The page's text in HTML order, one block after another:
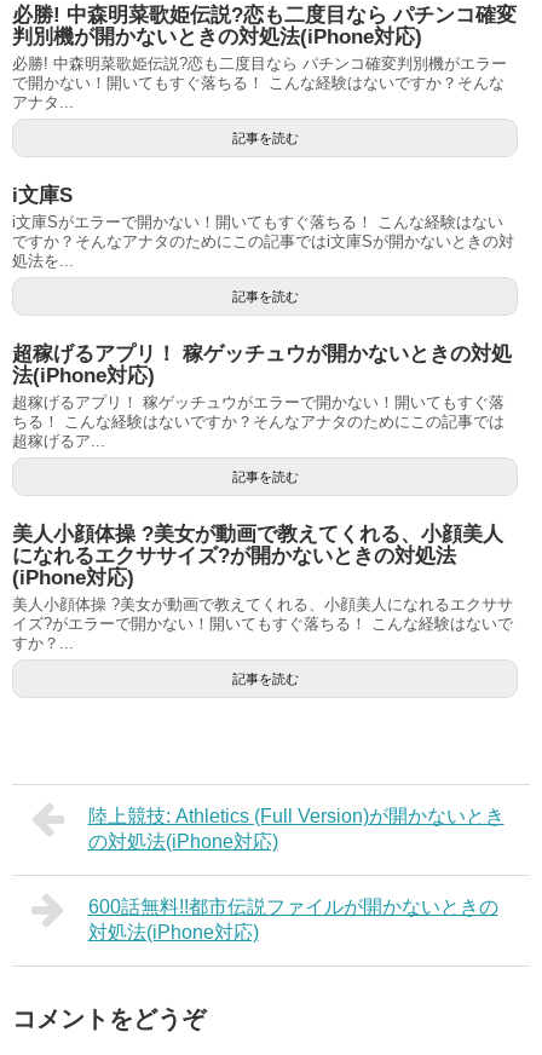
必勝! 中森明菜歌姫伝説?恋も二度目なら パチンコ確変
判別機が開かないときの対処法(iPhone対応)
必勝! 中森明菜歌姫伝説?恋も二度目なら パチンコ確変判別機がエラー
で開かない！開いてもすぐ落ちる！ こんな経験はないですか？そんな
アナタ...
記事を読む
i文庫S
i文庫Sがエラーで開かない！開いてもすぐ落ちる！ こんな経験はない
ですか？そんなアナタのためにこの記事ではi文庫Sが開かないときの対
処法を...
記事を読む
超稼げるアプリ！ 稼ゲッチュウが開かないときの対処
法(iPhone対応)
超稼げるアプリ！ 稼ゲッチュウがエラーで開かない！開いてもすぐ落
ちる！ こんな経験はないですか？そんなアナタのためにこの記事では
超稼げるア...
記事を読む
美人小顔体操 ?美女が動画で教えてくれる、小顔美人
になれるエクササイズ?が開かないときの対処法
(iPhone対応)
美人小顔体操 ?美女が動画で教えてくれる、小顔美人になれるエクササ
イズ?がエラーで開かない！開いてもすぐ落ちる！ こんな経験はないで
すか？...
記事を読む
陸上競技: Athletics (Full Version)が開かないとき
の対処法(iPhone対応)
600話無料!!都市伝説ファイルが開かないときの
対処法(iPhone対応)
コメントをどうぞ